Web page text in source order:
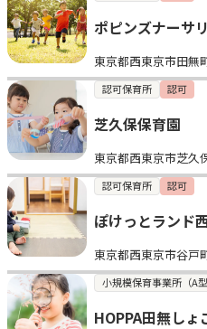
メッセージ
おすすめの園
エンクルの特徴と活用方法
コラム
お知らせ
ポピンズナーサ
東京都西東京市田無
認可保育所 認可
芝久保保育園
東京都西東京市芝久
認可保育所 認可
ぽけっとランド
東京都西東京市谷戸
小規模保育事業所（A型
HOPPA田無しょ